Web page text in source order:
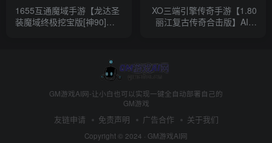
1655互通魔域手游【龙达圣
装魔域终极挖宝版[神90]】AI
XO三端引擎传奇手游【1.80
丽江复古传奇合击版】AI一
GM游戏AI网-让小白也可以实现一键全自动部署自己的
GM游戏
友链申请 免责声明 广告合作 关于我们
Copyright © 2024 · GM游戏AI网